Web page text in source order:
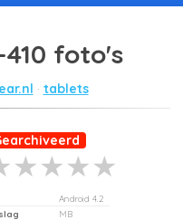
410 foto's
tablets
Android 4.2
MB